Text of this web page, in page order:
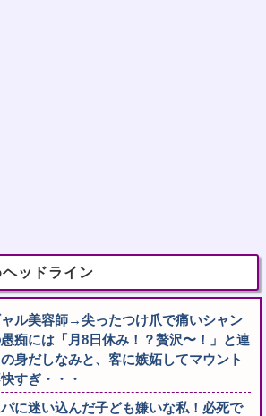
ッドライン
ル美容師→尖ったつけ爪で痛いシャン
痴には「月8日休み！？贅沢〜！」と連
身だしなみと、客に嫉妬してマウント
すぎ・・・
に迷い込んだ子ども嫌いな私！必死で